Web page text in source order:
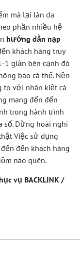
mà lại làn da
phần nhiều hệ
hướng dẫn nạp
khách hàng truy
1 giản bên cạnh đó
báo cá thể. Nền
to với nhân kiệt cá
mang đến đến
trong hành trình
số. Đừng hoài nghi
Việc sử dụng
đến khách hàng
nào quên.
vụ BACKLINK /